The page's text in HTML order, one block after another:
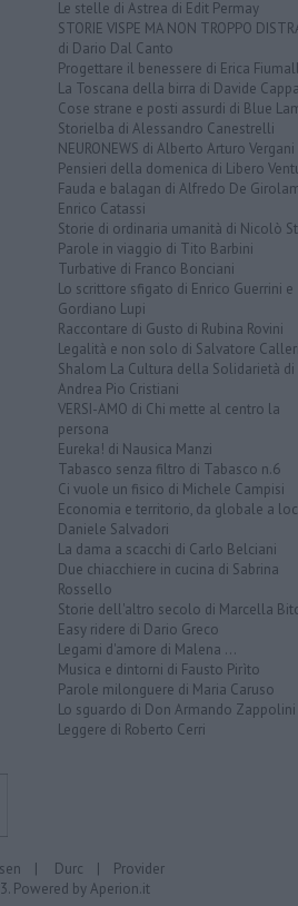
Le stelle di Astrea di Edit Permay
STORIE VISPE MA NON TROPPO
di Dario Dal Canto
Progettare il benessere di Erica
La Toscana della birra di Davide
Cose strane e posti assurdi di Blue
Storielba di Alessandro Canestrelli
NEURONEWS di Alberto Arturo Vergani
Pensieri della domenica di Libero
Fauda e balagan di Alfredo De
Enrico Catassi
Storie di ordinaria umanità di Nicolò
Parole in viaggio di Tito Barbini
Turbative di Franco Bonciani
Lo scrittore sfigato di Enrico Guerrini e
Gordiano Lupi
Raccontare di Gusto di Rubina Rovini
Legalità e non solo di Salvatore Calleri
Shalom La Cultura della Solidarietà di
Andrea Pio Cristiani
VERSI-AMO di Chi mette al centro la
persona
Eureka! di Nausica Manzi
Tabasco senza filtro di Tabasco n.6
Ci vuole un fisico di Michele Campisi
Economia e territorio, da globale a
Daniele Salvadori
La dama a scacchi di Carlo Belciani
Due chiacchiere in cucina di Sabrina
Rossello
Storie dell'altro secolo di Marcella
Easy ridere di Dario Greco
Legami d'amore di Malena ...
Musica e dintorni di Fausto Pirìto
Parole milonguere di Maria Caruso
Lo sguardo di Don Armando Zappolini
Leggere di Roberto Cerri
| Durc | Provider
Powered byAperion.it